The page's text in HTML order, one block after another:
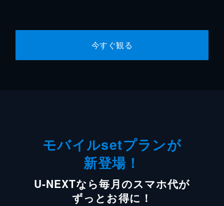
今すぐ観る
モバイルsetプランが
新登場！
U-NEXTなら毎月のスマホ代が
ずっとお得に！